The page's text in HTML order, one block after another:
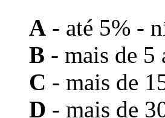
A - até 5% -
B - mais de 5
C - mais de
D - mais de